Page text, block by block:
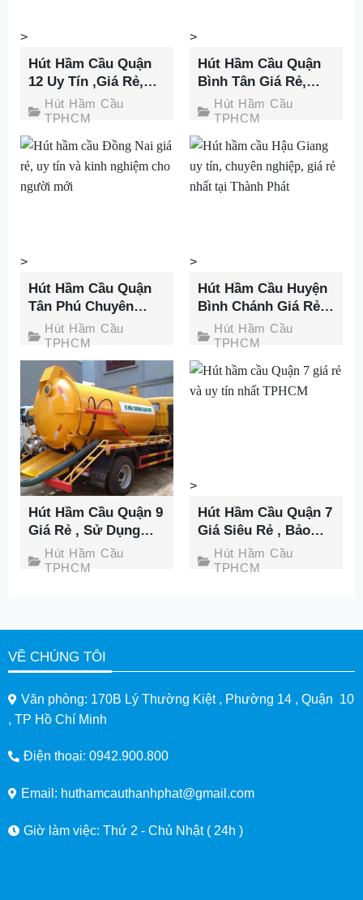
>
Hút Hầm Cầu
TPHCM
Hút Hầm Cầu Quận
12 Uy Tín ,Giá Rẻ,
Không Đục Phá –
Thành Phát
>
Hút Hầm Cầu
TPHCM
Hút Hầm Cầu Quận
Bình Tân Giá Rẻ,
Nhanh Chóng,
Không Đục Phá
>
Hút Hầm Cầu
TPHCM
Hút Hầm Cầu Quận
Tân Phú Chuyên
Nghiệp Ưu Đãi 30%
Tại Thành Phát
>
Hút Hầm Cầu
TPHCM
Hút Hầm Cầu Huyện
Bình Chánh Giá Rẻ,
Nhanh Chóng Tại
Thành Phát
>
Hút Hầm Cầu
TPHCM
Hút Hầm Cầu Quận 9
Giá Rẻ , Sử Dụng
Công Nghệ Hiện Đại
Nhất
>
Hút Hầm Cầu
TPHCM
Hút Hầm Cầu Quận 7
Giá Siêu Rẻ , Bảo
Hành 60 Tháng Tại
Thành Phát
VỀ CHÚNG TÔI
Văn phòng: 170B Lý Thường Kiệt , Phường 14 , Quận 10
, TP Hồ Chí Minh
Điện thoại: 0942.900.800
Email: huthamcauthanhphat@gmail.com
Giờ làm việc: Thứ 2 - Chủ Nhật ( 24h )